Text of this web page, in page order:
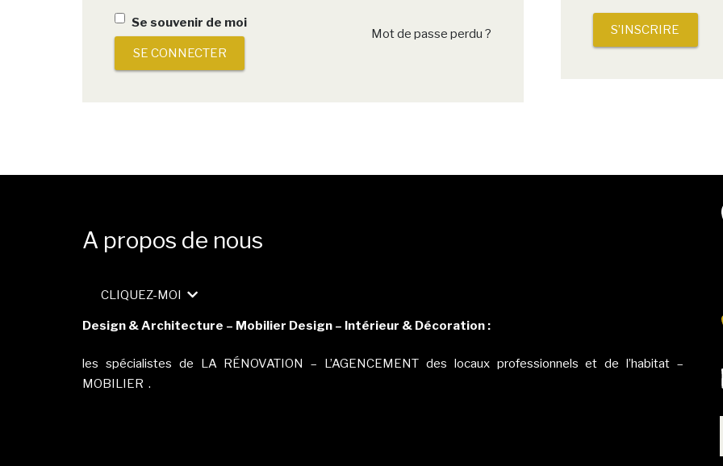
Se souvenir de moi
SE CONNECTER
Mot de passe perdu ? S’INSCRIRE
A propos de nous
CLIQUEZ-MOI
Design & Architecture – Mobilier Design – Intérieur & Décoration :
les spécialistes de LA RÉNOVATION – L’AGENCEMENT des locaux professionnels et de l’habitat –
MOBILIER .